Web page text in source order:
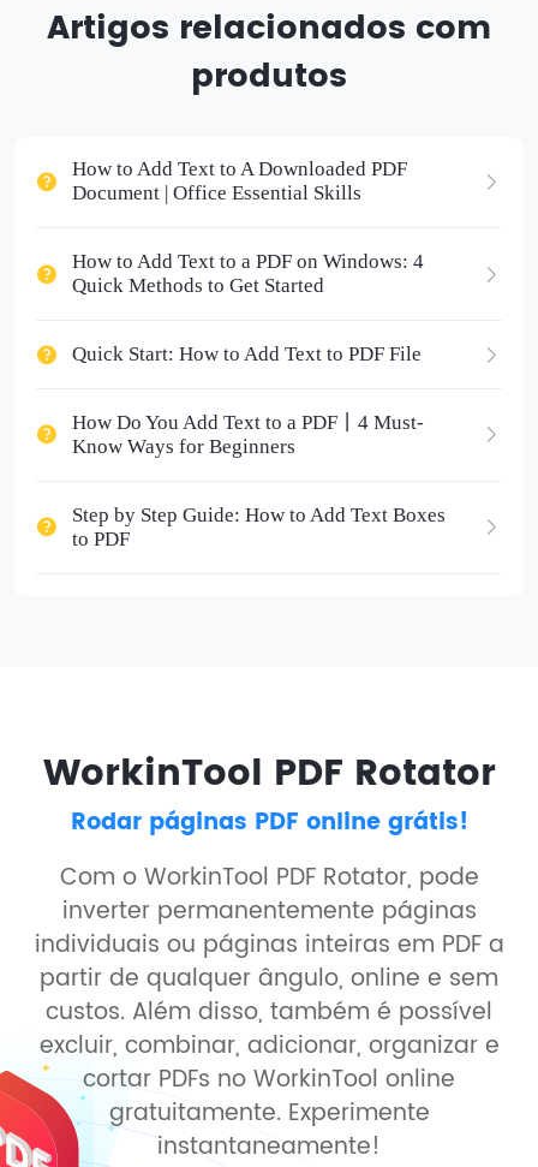
Artigos relacionados com
produtos
How to Add Text to A Downloaded PDF
Document | Office Essential Skills
How to Add Text to a PDF on Windows: 4
Quick Methods to Get Started
Quick Start: How to Add Text to PDF File
How Do You Add Text to a PDF丨4 Must-
Know Ways for Beginners
Step by Step Guide: How to Add Text Boxes
to PDF
WorkinTool PDF Rotator
Rodar páginas PDF online grátis!
Com o WorkinTool PDF Rotator, pode
inverter permanentemente páginas
individuais ou páginas inteiras em PDF a
partir de qualquer ângulo, online e sem
custos. Além disso, também é possível
excluir, combinar, adicionar, organizar e
cortar PDFs no WorkinTool online
gratuitamente. Experimente
instantaneamente!